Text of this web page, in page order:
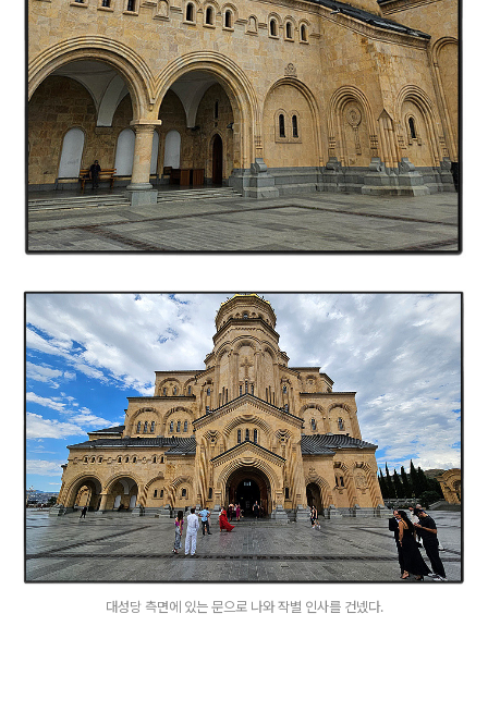
대성당 측면에 있는 문으로 나와 작별 인사를 건넸다.